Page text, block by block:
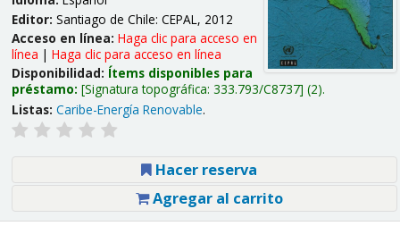
Editor: Santiago de Chile: CEPAL, 2012
Acceso en línea: Haga clic para acceso en
línea | Haga clic para acceso en línea
Disponibilidad: Ítems disponibles para
préstamo: Signatura topográfica: 333.793/C8737 (2).
Listas: Caribe-Energía Renovable.
Hacer reserva
Agregar al carrito